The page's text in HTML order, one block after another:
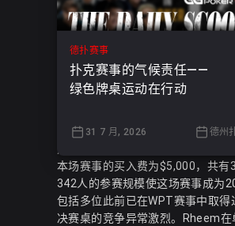
在这场赛事中，美国职业牌手
Chino Rheem与Gus Hansen、
Rheem的WPT职业生涯总奖金已
这一成就标志着Rheem在WPT巡
本场赛事的买入费为$5,000，共有
342人的参赛规模使这场赛事成为
包括多位此前已在WPT赛事中取得
决赛桌的竞争异常激烈。Rheem
德扑赛事
扑克赛事的气候责任——
绿色牌桌运动在行动
31 7 月, 2026 德州